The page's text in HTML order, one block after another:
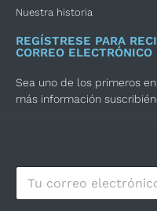
Nuestra historia
REGÍSTRESE PARA
CORREO ELECTRÓNICO
Sea uno de los primeros
más información
C
r